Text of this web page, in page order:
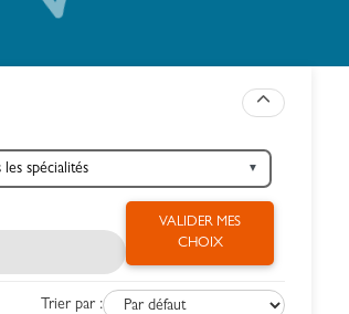
▼
VALIDER MES
CHOIX
Trier par :